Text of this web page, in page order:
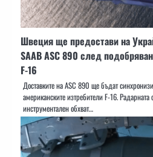
Швеция ще предостави на
SAAB ASC 890 след
F-16
Доставките на ASC 890 ще бъдат
американските изтребители F-16.
инструментален обхват…